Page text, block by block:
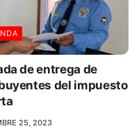
de entrega de
del impuesto
25, 2023